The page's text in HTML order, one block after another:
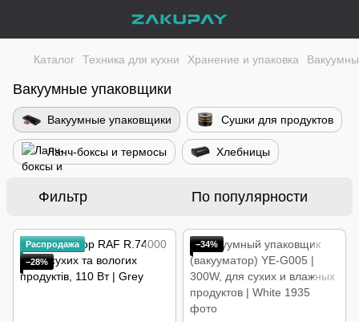
Каталог Техника для кухни Хранение и упаковка
Вакуумные упаковщики
Вакуумные упаковщики Сушки для продуктов
Ланч-боксы и термосы Хлебницы
Фильтр По популярности
Распродажа
−28%
−34%